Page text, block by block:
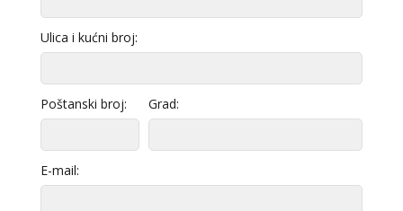
Ulica i kućni broj:
Poštanski broj: Grad:
E-mail: